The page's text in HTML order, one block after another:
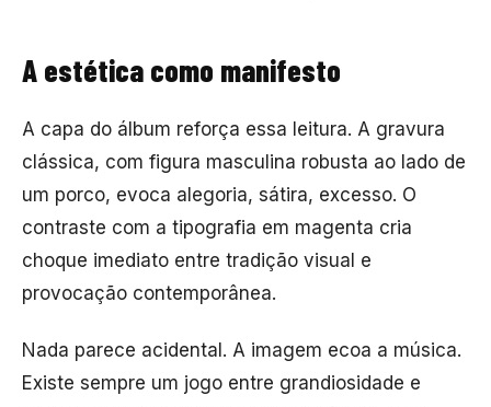
A estética como manifesto
A capa do álbum reforça essa leitura. A gravura
clássica, com figura masculina robusta ao lado de
um porco, evoca alegoria, sátira, excesso. O
contraste com a tipografia em magenta cria
choque imediato entre tradição visual e
provocação contemporânea.
Nada parece acidental. A imagem ecoa a música.
Existe sempre um jogo entre grandiosidade e